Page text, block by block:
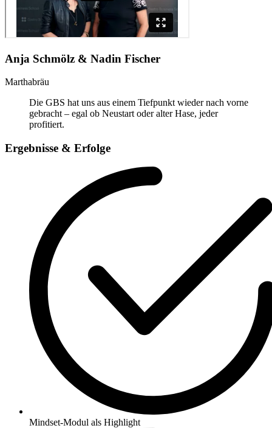
Anja Schmölz & Nadin Fischer
Marthabräu
Die GBS hat uns aus einem Tiefpunkt wieder nach vorne
gebracht – egal ob Neustart oder alter Hase, jeder
profitiert.
Ergebnisse & Erfolge
Mindset-Modul als Highlight